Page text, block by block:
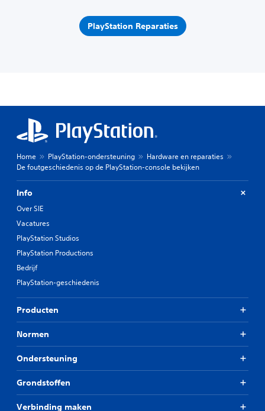
PlayStation Reparaties
Home PlayStation-ondersteuning
Hardware en reparaties
De foutgeschiedenis op de PlayStation-console bekijken
Info
Over SIE
Vacatures
PlayStation Studios
PlayStation Productions
Bedrijf
PlayStation-geschiedenis
Producten
Normen
Ondersteuning
Grondstoffen
Verbinding maken